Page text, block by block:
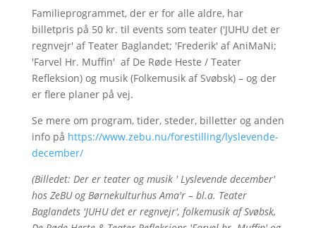
Familieprogrammet, der er for alle aldre, har
billetpris på 50 kr. til events som teater ('JUHU det er
regnvejr' af Teater Baglandet; 'Frederik' af AniMaNi;
'Farvel Hr. Muffin' af De Røde Heste / Teater
Refleksion) og musik (Folkemusik af Svøbsk) – og der
er flere planer på vej.
Se mere om program, tider, steder, billetter og anden
info på https://www.zebu.nu/forestilling/lyslevende-
december/
(Billedet: Der er teater og musik ' Lyslevende december'
hos ZeBU og Børnekulturhus Ama'r – bl.a. Teater
Baglandets 'JUHU det er regnvejr', folkemusik af Svøbsk,